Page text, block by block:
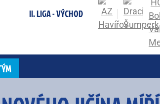
II. LIGA - VÝCHOD